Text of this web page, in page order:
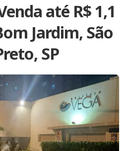
até R$ 1,1
Jardim, São
SP